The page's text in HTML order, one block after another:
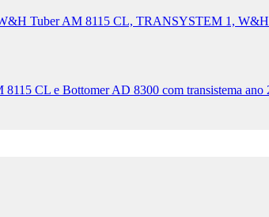
Tuber AM 8115 CL, TRANSYSTEM 1,
CL e Bottomer AD 8300 com transistema ano